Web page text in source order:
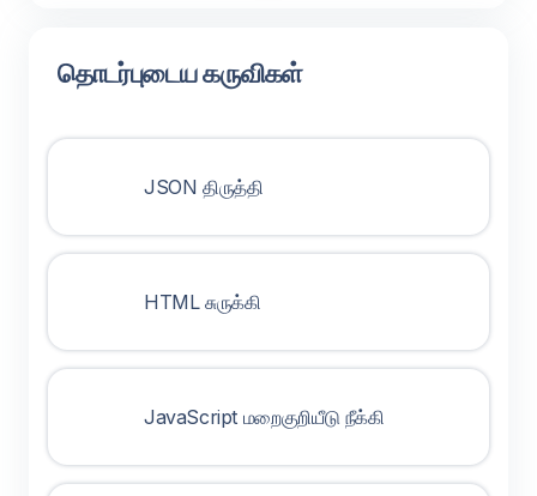
தொடர்புடைய கருவிகள்
JSON திருத்தி
HTML சுருக்கி
JavaScript மறைகுறியீடு நீக்கி